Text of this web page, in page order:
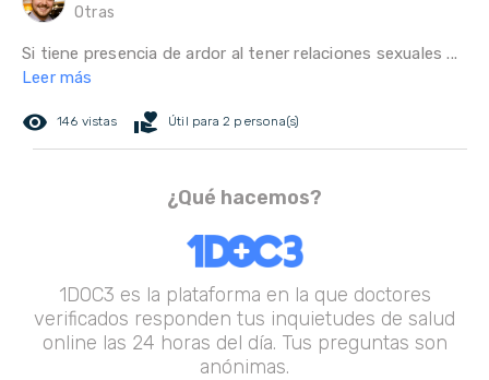
Otras
Si tiene presencia de ardor al tener relaciones sexuales ...
Leer más
remove_red_eye 146 vistas volunteer_activism Útil para 2 persona(s)
¿Qué hacemos?
1DOC3 es la plataforma en la que doctores
verificados responden tus inquietudes de salud
online las 24 horas del día. Tus preguntas son
anónimas.